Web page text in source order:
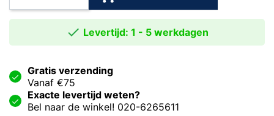
 Levertijd: 1 - 5 werkdagen
Gratis verzending
Vanaf €75
Exacte levertijd weten?
Bel naar de winkel! 020-6265611